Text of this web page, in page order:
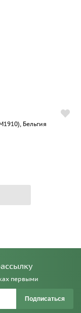
Бельгия
первыми
Подписаться